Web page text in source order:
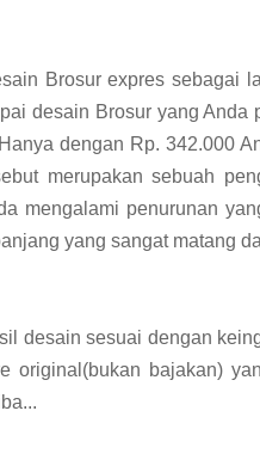
Brosur expres sebagai
desain Brosur yang Anda
dengan Rp. 342.000
merupakan sebuah
mengalami penurunan
yang sangat matang
desain sesuai dengan
original(bukan bajakan)